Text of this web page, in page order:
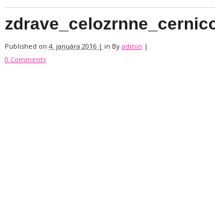
Published on 4. januára 2016 | in By admin |
0 Comments